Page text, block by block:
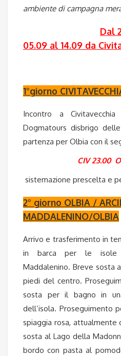
ambiente di campagna
Dal
05.09 al 14.09 da
1°giorno
Incontro a Civitavecchia
Dogmatours disbrigo
partenza per Olbia con il
CIV 23.00
sistemazione prescelta e
2° giorno OLBIA /
MADDALENINO/OLBIA
Arrivo e trasferimento in
in barca per le isole
Maddalenino. Breve sosta
piedi del centro.
sosta per il bagno in
dell’isola. Proseguimento
spiaggia rosa, attualmente
sosta al Lago della
bordo con pasta al